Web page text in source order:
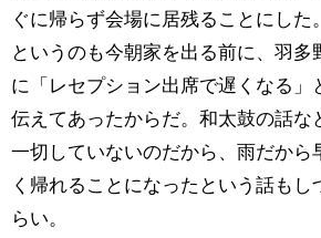
ぐに帰らず会場に居残ることにした。
というのも今朝家を出る前に、羽多
に「レセプション出席で遅くなる」
伝えてあったからだ。和太鼓の話な
一切していないのだから、雨だから
く帰れることになったという話もし
らい。